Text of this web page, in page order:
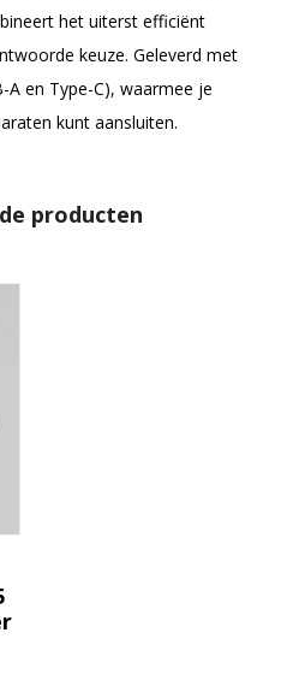
het uiterst efficiënt
keuze. Geleverd met
A en Type-C), waarmee je
kunt aansluiten.
producten